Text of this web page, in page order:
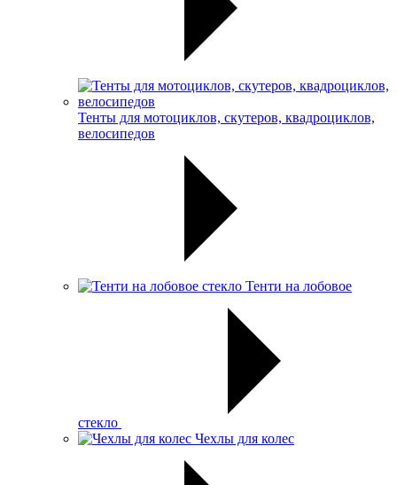
Тенты для мотоциклов, скутеров, квадроциклов,
велосипедов
Тенти на лобовое
стекло
Чехлы для колес